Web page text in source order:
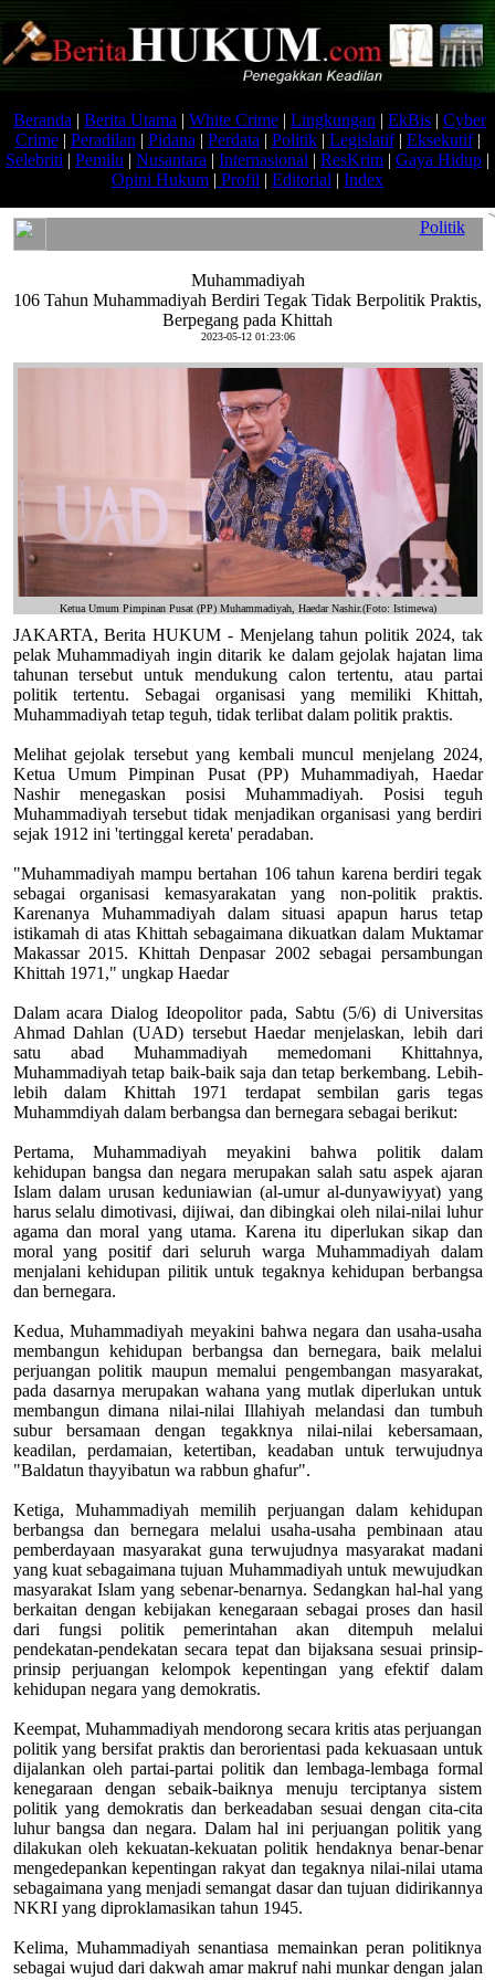
Beranda | Berita Utama | White Crime | Lingkungan | EkBis | Cyber
Crime| Peradilan | Pidana | Perdata | Politik| Legislatif| Eksekutif|
Selebriti | Pemilu | Nusantara | Internasional | ResKrim | Gaya Hidup |
Opini Hukum | Profil | Editorial | Index
Politik
Muhammadiyah
106 Tahun Muhammadiyah Berdiri Tegak Tidak Berpolitik Praktis,
Berpegang pada Khittah
2023-05-12 01:23:06
Ketua Umum Pimpinan Pusat (PP) Muhammadiyah, Haedar Nashir.(Foto: Istimewa)
JAKARTA, Berita HUKUM - Menjelang tahun politik 2024, tak
pelak Muhammadiyah ingin ditarik ke dalam gejolak hajatan lima
tahunan tersebut untuk mendukung calon tertentu, atau partai
politik tertentu. Sebagai organisasi yang memiliki Khittah,
Muhammadiyah tetap teguh, tidak terlibat dalam politik praktis.
Melihat gejolak tersebut yang kembali muncul menjelang 2024,
Ketua Umum Pimpinan Pusat (PP) Muhammadiyah, Haedar
Nashir menegaskan posisi Muhammadiyah. Posisi teguh
Muhammadiyah tersebut tidak menjadikan organisasi yang berdiri
sejak 1912 ini 'tertinggal kereta' peradaban.
"Muhammadiyah mampu bertahan 106 tahun karena berdiri tegak
sebagai organisasi kemasyarakatan yang non-politik praktis.
Karenanya Muhammadiyah dalam situasi apapun harus tetap
istikamah di atas Khittah sebagaimana dikuatkan dalam Muktamar
Makassar 2015. Khittah Denpasar 2002 sebagai persambungan
Khittah 1971," ungkap Haedar
Dalam acara Dialog Ideopolitor pada, Sabtu (5/6) di Universitas
Ahmad Dahlan (UAD) tersebut Haedar menjelaskan, lebih dari
satu abad Muhammadiyah memedomani Khittahnya,
Muhammadiyah tetap baik-baik saja dan tetap berkembang. Lebih-
lebih dalam Khittah 1971 terdapat sembilan garis tegas
Muhammdiyah dalam berbangsa dan bernegara sebagai berikut:
Pertama, Muhammadiyah meyakini bahwa politik dalam
kehidupan bangsa dan negara merupakan salah satu aspek ajaran
Islam dalam urusan keduniawian (al-umur al-dunyawiyyat) yang
harus selalu dimotivasi, dijiwai, dan dibingkai oleh nilai-nilai luhur
agama dan moral yang utama. Karena itu diperlukan sikap dan
moral yang positif dari seluruh warga Muhammadiyah dalam
menjalani kehidupan pilitik untuk tegaknya kehidupan berbangsa
dan bernegara.
Kedua, Muhammadiyah meyakini bahwa negara dan usaha-usaha
membangun kehidupan berbangsa dan bernegara, baik melalui
perjuangan politik maupun memalui pengembangan masyarakat,
pada dasarnya merupakan wahana yang mutlak diperlukan untuk
membangun dimana nilai-nilai Illahiyah melandasi dan tumbuh
subur bersamaan dengan tegakknya nilai-nilai kebersamaan,
keadilan, perdamaian, ketertiban, keadaban untuk terwujudnya
"Baldatun thayyibatun wa rabbun ghafur".
Ketiga, Muhammadiyah memilih perjuangan dalam kehidupan
berbangsa dan bernegara melalui usaha-usaha pembinaan atau
pemberdayaan masyarakat guna terwujudnya masyarakat madani
yang kuat sebagaimana tujuan Muhammadiyah untuk mewujudkan
masyarakat Islam yang sebenar-benarnya. Sedangkan hal-hal yang
berkaitan dengan kebijakan kenegaraan sebagai proses dan hasil
dari fungsi politik pemerintahan akan ditempuh melalui
pendekatan-pendekatan secara tepat dan bijaksana sesuai prinsip-
prinsip perjuangan kelompok kepentingan yang efektif dalam
kehidupan negara yang demokratis.
Keempat, Muhammadiyah mendorong secara kritis atas perjuangan
politik yang bersifat praktis dan berorientasi pada kekuasaan untuk
dijalankan oleh partai-partai politik dan lembaga-lembaga formal
kenegaraan dengan sebaik-baiknya menuju terciptanya sistem
politik yang demokratis dan berkeadaban sesuai dengan cita-cita
luhur bangsa dan negara. Dalam hal ini perjuangan politik yang
dilakukan oleh kekuatan-kekuatan politik hendaknya benar-benar
mengedepankan kepentingan rakyat dan tegaknya nilai-nilai utama
sebagaimana yang menjadi semangat dasar dan tujuan didirikannya
NKRI yang diproklamasikan tahun 1945.
Kelima, Muhammadiyah senantiasa memainkan peran politiknya
sebagai wujud dari dakwah amar makruf nahi munkar dengan jalan